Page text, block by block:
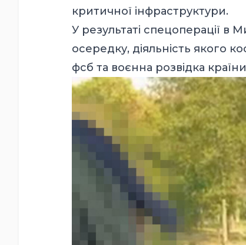
критичної інфраструктури.
У результаті спецоперації в
осередку, діяльність якого
фсб та воєнна розвідка